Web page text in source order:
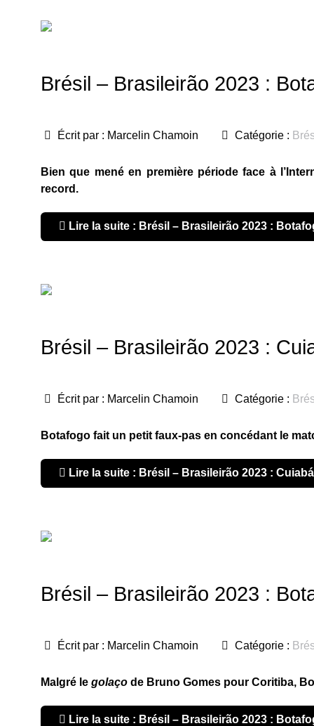
Brésil – Brasileirão 2023 :
Écrit par : Marcelin Chamoin Catégorie :
Bien que mené en première période face à
record.
Lire la suite : Brésil – Brasileirão 2023 :
Brésil – Brasileirão 2023 :
Écrit par : Marcelin Chamoin Catégorie :
Botafogo fait un petit faux-pas en concédant le
Lire la suite : Brésil – Brasileirão 2023 :
Brésil – Brasileirão 2023 :
Écrit par : Marcelin Chamoin Catégorie :
Malgré le golaço de Bruno Gomes pour Coritiba,
Lire la suite : Brésil – Brasileirão 2023 :